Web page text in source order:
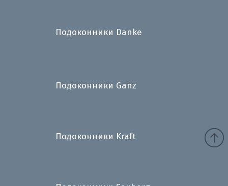
Подоконники Danke
Подоконники Ganz
Подоконники Kraft